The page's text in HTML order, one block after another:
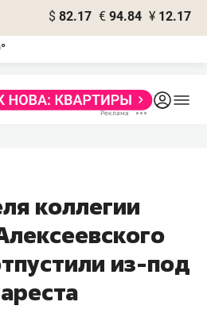
$ 82.17 € 94.84 ¥ 12.17
коллегии
из-под